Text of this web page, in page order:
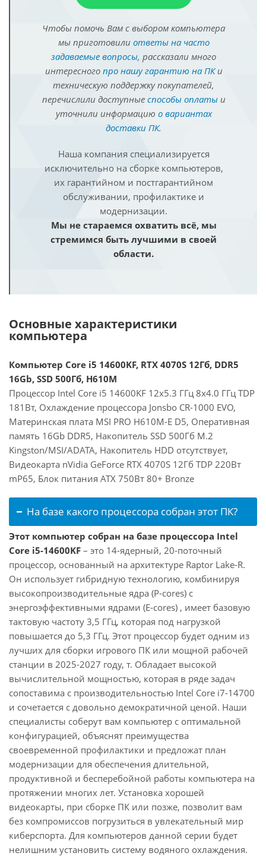
Чтобы помочь Вам с выбором компьютера
мы приготовили ответы на часто
задаваемые вопросы, рассказали много
интересного про нашу гарантию на ПКи
техническую поддержку покупателей,
перечислили доступные способы оплатыи
уточнили информацию о вариантах
доставки ПК.
Наша компания специализируется
исключительно на сборке компьютеров,
их гарантийном и постгарантийном
обслуживании, профилактике и
модернизации.
Мы не стараемся охватить всё, мы
стремимся быть лучшими в своей
области.
Основные характеристики
компьютера
Компьютер Core i5 14600KF, RTX 4070S 12Гб, DDR5
16Gb, SSD 500Гб, H610M
Процессор Intel Core i5 14600KF 12x5.3 ГГц 8x4.0 ГГц TDP
181Вт, Охлаждение процессора Jonsbo CR-1000 EVO,
Материнская плата MSI PRO H610M-E D5, Оперативная
память 16Gb DDR5, Накопитель SSD 500Гб M.2
Kingston/MSI/ADATA, Накопитель HDD отсутствует,
Видеокарта nVidia GeForce RTX 4070S 12Гб TDP 220Вт
mP65, Блок питания ATX 750Вт 80+ Bronze
На базе какого процессора собран этот ПК?
Этот компьютер собран на базе процессора Intel
Core i5-14600KF – это 14-ядерный, 20-поточный
процессор, основанный на архитектуре Raptor Lake-R.
Он использует гибридную технологию, комбинируя
высокопроизводительные ядра (P-cores) с
энергоэффективными ядрами (E-cores) , имеет базовую
тактовую частоту 3,5 ГГц, которая под нагрузкой
повышается до 5,3 ГГц. Этот процессор будет одним из
лучших для сборки игрового ПК или мощной рабочей
станции в 2025-2027 году, т. Обладает высокой
вычислительной мощностью, которая в ряде задач
сопоставима с производительностью Intel Core i7-14700
и сочетается с довольно демократичной ценой. Наши
специалисты соберут вам компьютер с оптимальной
конфигурацией, объяснят преимущества
своевременной профилактики и предложат план
модернизации для обеспечения длительной,
продуктивной и бесперебойной работы компьютера на
протяжении многих лет. Установка хорошей
видеокарты, при сборке ПК или позже, позволит вам
без компромиссов погрузиться в увлекательный мир
киберспорта. Для компьютеров данной серии будет
нелишним установить систему водяного охлаждения.